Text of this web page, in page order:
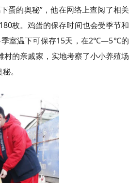
蛋的奥秘”，他在网络上查阅了相
枚。鸡蛋的保存时间也会受季节
季室温下可保存15天，在2℃—5℃
的亲戚家，实地考察了小小养殖场
。